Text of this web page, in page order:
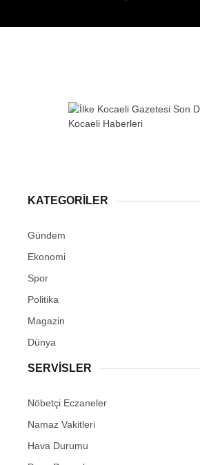
KATEGORİLER
Gündem
Ekonomi
Spor
Politika
Magazin
Dünya
SERVİSLER
Nöbetçi Eczaneler
Namaz Vakitleri
Hava Durumu